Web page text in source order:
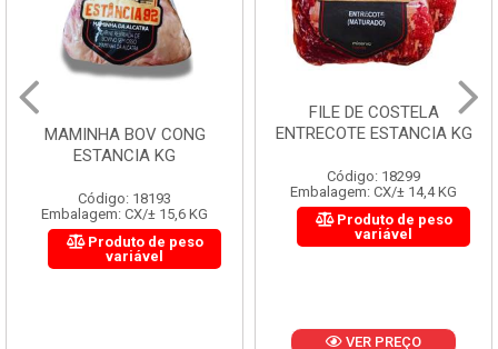
MAMINHA BOV CONG
ESTANCIA KG
Código: 18193
Embalagem: CX/± 15,6 KG
Produto de peso
variável
FILE DE COSTELA
ENTRECOTE ESTANCIA KG
Código: 18299
Embalagem: CX/± 14,4 KG
Produto de peso
variável
VER PREÇO